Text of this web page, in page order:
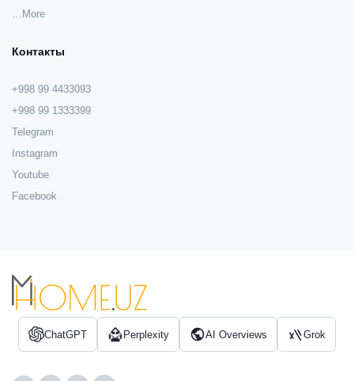
…More
Контакты
+998 99 4433093
+998 99 1333399
Telegram
Instagram
Youtube
Facebook
ChatGPT Perplexity AI Overviews Grok